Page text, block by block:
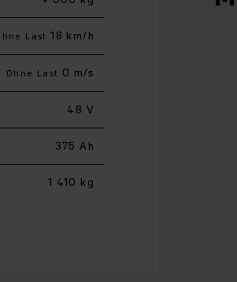
Last 18 km/h
Ohne Last 0 m/s
48 V
375 Ah
1 410 kg